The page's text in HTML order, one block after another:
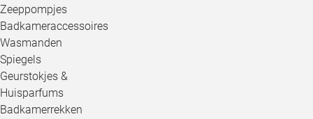
Zeeppompjes
Badkameraccessoires
Wasmanden
Spiegels
Geurstokjes &
Huisparfums
Badkamerrekken